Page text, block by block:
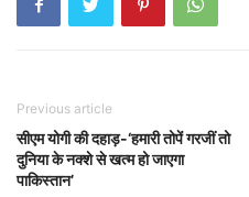
Previous article
सीएम योगी की दहाड़-‘हमारी तोपें गरजीं तो
दुनिया के नक्शे से खत्म हो जाएगा
पाकिस्तान’